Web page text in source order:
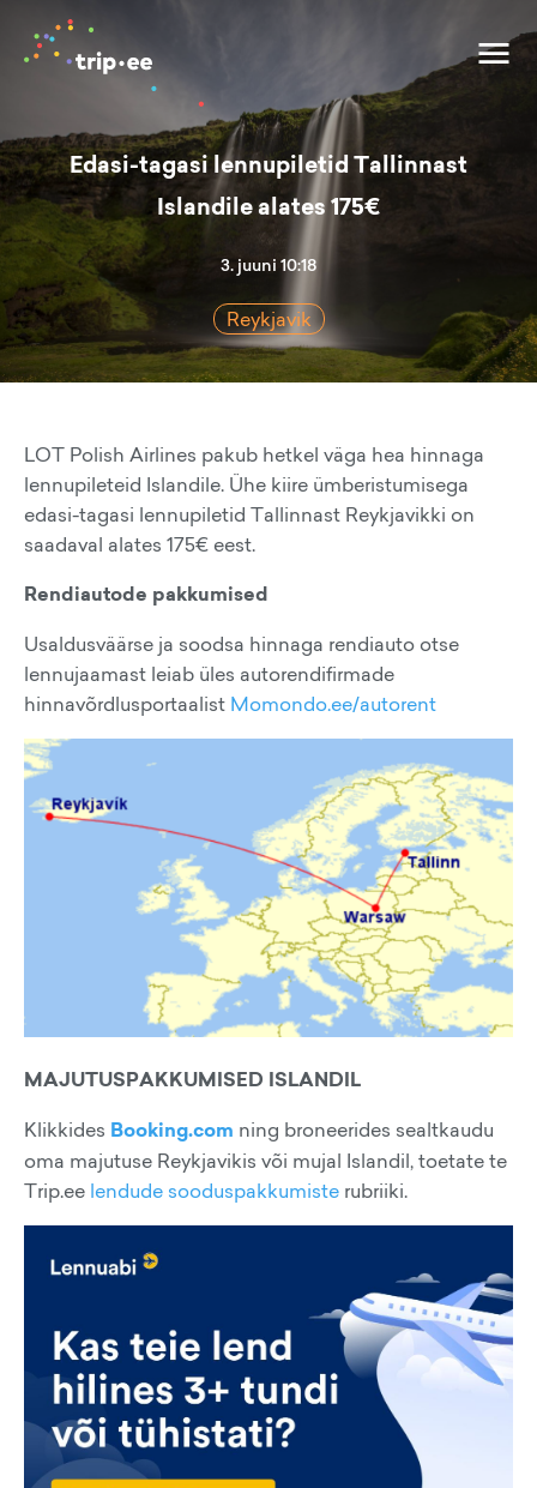
Edasi-tagasi lennupiletid Tallinnast
Islandile alates 175€
3. juuni 10:18
Reykjavik
LOT Polish Airlines pakub hetkel väga hea hinnaga
lennupileteid Islandile. Ühe kiire ümberistumisega
edasi-tagasi lennupiletid Tallinnast Reykjavikki on
saadaval alates 175€ eest.
Rendiautode pakkumised
Usaldusväärse ja soodsa hinnaga rendiauto otse
lennujaamast leiab üles autorendifirmade
hinnavõrdlusportaalist Momondo.ee/autorent
MAJUTUSPAKKUMISED ISLANDIL
Klikkides Booking.com ning broneerides sealtkaudu
oma majutuse Reykjavikis või mujal Islandil, toetate te
Trip.ee lendude sooduspakkumiste rubriiki.